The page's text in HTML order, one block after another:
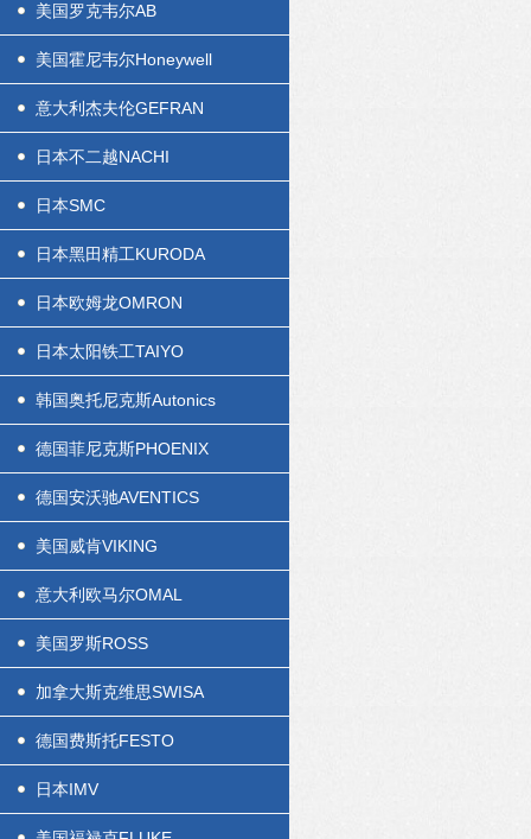
美国罗克韦尔AB
美国霍尼韦尔Honeywell
意大利杰夫伦GEFRAN
日本不二越NACHI
日本SMC
日本黑田精工KURODA
日本欧姆龙OMRON
日本太阳铁工TAIYO
韩国奥托尼克斯Autonics
德国菲尼克斯PHOENIX
德国安沃驰AVENTICS
美国威肯VIKING
意大利欧马尔OMAL
美国罗斯ROSS
加拿大斯克维思SWISA
德国费斯托FESTO
日本IMV